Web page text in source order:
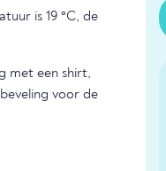
is 19 °C, de
met een shirt,
voor de